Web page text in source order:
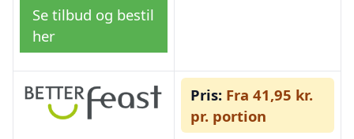
Se tilbud og bestil
her
Pris: Fra 41,95 kr.
pr. portion